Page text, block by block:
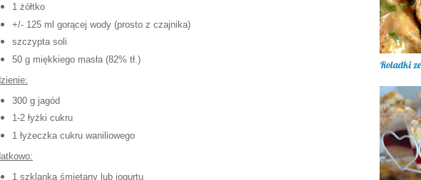
1 żółtko
+/- 125 ml gorącej wody (prosto z czajnika)
szczypta soli
50 g miękkiego masła (82% tł.)
300 g jagód
1-2 łyżki cukru
1 łyżeczka cukru waniliowego
1 szklanka śmietany lub jogurtu
Roladki